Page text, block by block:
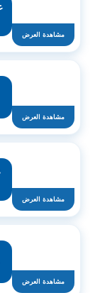
مشاهدة العرض
مشاهدة العرض
مشاهدة العرض
مشاهدة العرض